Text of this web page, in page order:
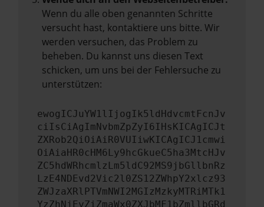
Wenn du alle oben genannten Schritte
versucht hast, kontaktiere uns bitte. Wir
werden versuchen, das Problem zu
beheben. Du kannst uns diesen Text
schicken, um uns bei der Fehlersuche zu
unterstützen:
ewogICJuYW1lIjogIk5ldHdvcmtFcnJv
ciIsCiAgImNvbmZpZyI6IHsKICAgICJt
ZXRob2QiOiAiR0VUIiwKICAgICJ1cmwi
OiAiaHR0cHM6Ly9hcGkueC5ha3MtcHJv
ZC5hdWRhcmlzLm5ldC92MS9jbGllbnRz
LzE4NDEvd2Vic2l0ZS12ZWhpY2xlcz93
ZWJzaXRlPTVmNWI2MGIzMzkyMTRiMTk1
YzZhNjEyZiZmaWx0ZXJbMF1bZmllbGRd